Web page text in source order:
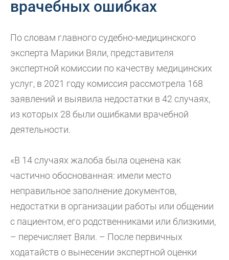
врачебных ошибках
По словам главного судебно-медицинского
эксперта Марики Вяли, представителя
экспертной комиссии по качеству медицинских
услуг, в 2021 году комиссия рассмотрела 168
заявлений и выявила недостатки в 42 случаях,
из которых 28 были ошибками врачебной
деятельности.
«В 14 случаях жалоба была оценена как
частично обоснованная: имели место
неправильное заполнение документов,
недостатки в организации работы или общении
с пациентом, его родственниками или близкими,
– перечисляет Вяли. – После первичных
ходатайств о вынесении экспертной оценки